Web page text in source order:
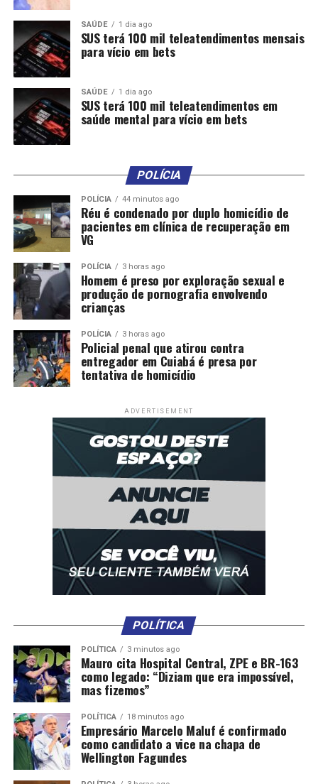
RELATED TOPICS: ALERTA APÓS
CLASSIFICAREM
COMO
DESTAQUE EUA PARA
RISCOS
SOBERANIA
Abilio diz que torce por gol de Neymar para “deixar
petista com raiva” na Copa do Mundo
DON'T MISS
Cuiabá entrega playground na Orla do Porto e anuncia
expansão para outras regiões
SAÚDE 1 dia ago
SUS terá 100 mil teleatendimentos mensais
para vício em bets
SAÚDE 1 dia ago
SUS terá 100 mil teleatendimentos em
saúde mental para vício em bets
POLÍCIA
POLÍCIA 44 minutos ago
Réu é condenado por duplo homicídio de
pacientes em clínica de recuperação em
VG
POLÍCIA 3 horas ago
Homem é preso por exploração sexual e
produção de pornografia envolvendo
crianças
POLÍCIA 3 horas ago
Policial penal que atirou contra
entregador em Cuiabá é presa por
tentativa de homicídio
ADVERTISEMENT
POLÍTICA
POLÍTICA 3 minutos ago
Mauro cita Hospital Central, ZPE e BR-163
como legado: “Diziam que era impossível,
mas fizemos”
POLÍTICA 18 minutos ago
Empresário Marcelo Maluf é confirmado
como candidato a vice na chapa de
Wellington Fagundes